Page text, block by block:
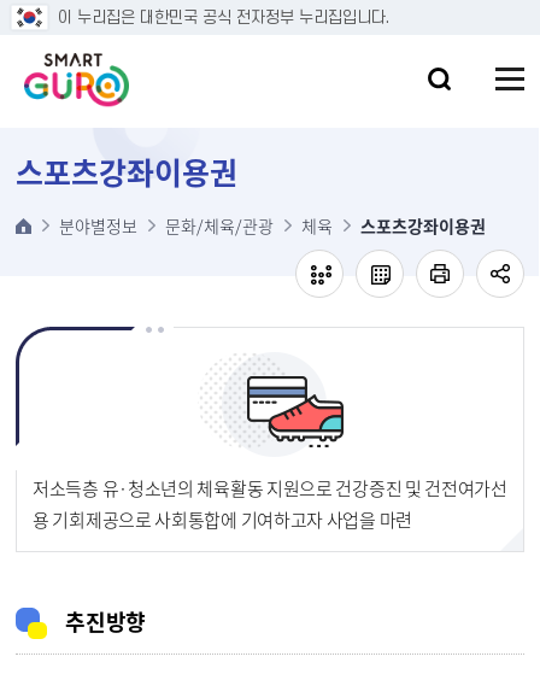
본문 바로가기
이 누리집은 대한민국 공식 전자정부 누리집입니다.
스포츠강좌이용권
분야별정보 문화/체육/관광 체육 스포츠강좌이용권
저소득층 유·청소년의 체육활동 지원으로 건강증진 및 건전여가선
용 기회제공으로 사회통합에 기여하고자 사업을 마련
추진방향